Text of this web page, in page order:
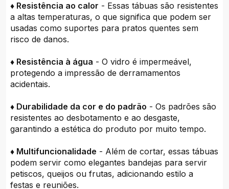
♦ Resistência ao calor - Essas tábuas são resistentes
a altas temperaturas, o que significa que podem ser
usadas como suportes para pratos quentes sem
risco de danos.
♦ Resistência à água - O vidro é impermeável,
protegendo a impressão de derramamentos
acidentais.
♦ Durabilidade da cor e do padrão - Os padrões são
resistentes ao desbotamento e ao desgaste,
garantindo a estética do produto por muito tempo.
♦ Multifuncionalidade - Além de cortar, essas tábuas
podem servir como elegantes bandejas para servir
petiscos, queijos ou frutas, adicionando estilo a
festas e reuniões.